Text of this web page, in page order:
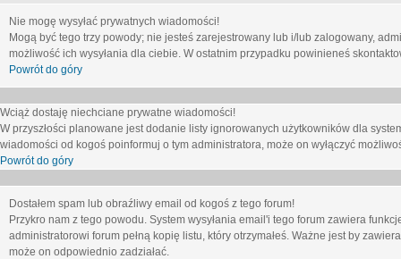
Nie mogę wysyłać prywatnych wiadomości!
Mogą być tego trzy powody; nie jesteś zarejestrowany lub i/lub zalogowany,
możliwość ich wysyłania dla ciebie. W ostatnim przypadku powinieneś
Powrót do góry
Wciąż dostaję niechciane prywatne wiadomości!
W przyszłości planowane jest dodanie listy ignorowanych użytkowników dla
wiadomości od kogoś poinformuj o tym administratora, może on wyłączyć
Powrót do góry
Dostałem spam lub obraźliwy email od kogoś z tego forum!
Przykro nam z tego powodu. System wysyłania email'i tego forum zawiera
administratorowi forum pełną kopię listu, który otrzymałeś. Ważne jest by
może on odpowiednio zadziałać.